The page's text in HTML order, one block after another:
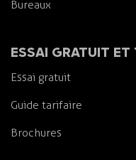
Bureaux
ESSAI GRATUIT
Essai gratuit
Guide tarifaire
Brochures